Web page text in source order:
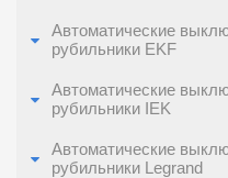
Автоматические
рубильники EKF
Автоматические
рубильники IEK
Автоматические
рубильники Legrand